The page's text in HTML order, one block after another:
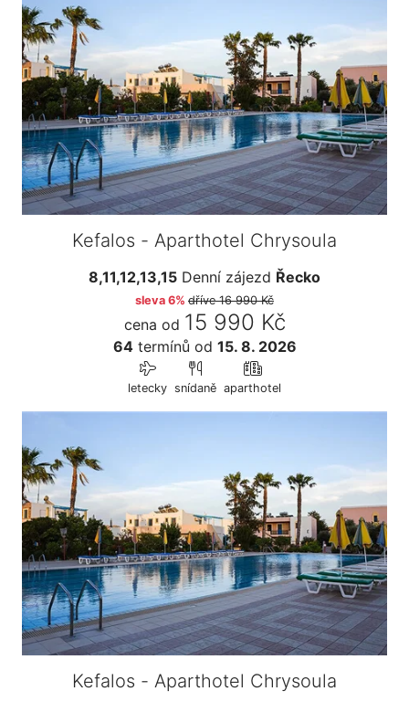
Kefalos - Aparthotel Chrysoula
8,11,12,13,15 Denní zájezd Řecko
sleva 6% dříve16 990 Kč
cena od 15 990 Kč
64termínů od 15. 8. 2026
letecky snídaně aparthotel
Kefalos - Aparthotel Chrysoula